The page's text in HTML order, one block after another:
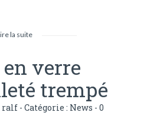
la suite
en verre
trempé
ralf - Catégorie : News -0